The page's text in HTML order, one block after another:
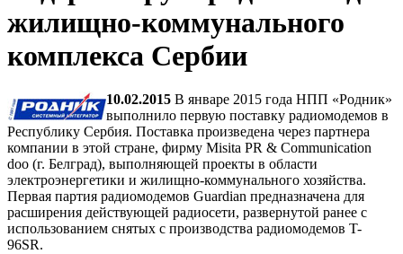
жилищно-коммунального
комплекса Сербии
10.02.2015 В январе 2015 года НПП «Родник»
выполнило первую поставку радиомодемов в
Республику Сербия. Поставка произведена через партнера
компании в этой стране, фирму Misita PR & Communication
doo (г. Белград), выполняющей проекты в области
электроэнергетики и жилищно-коммунального хозяйства.
Первая партия радиомодемов Guardian предназначена для
расширения действующей радиосети, развернутой ранее с
использованием снятых с производства радиомодемов T-
96SR.